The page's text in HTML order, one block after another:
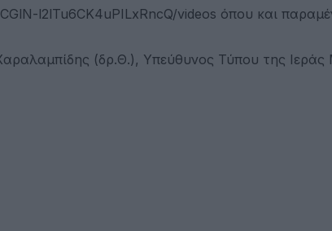
l2lTu6CK4uPILxRncQ/videos όπου και
(δρ.Θ.), Υπεύθυνος Τύπου της